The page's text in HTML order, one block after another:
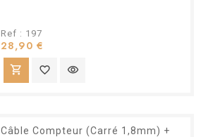
Ref : 197
28,90 €
shopping_cart favorite_border visibility
Câble Compteur (Carré 1,8mm) +